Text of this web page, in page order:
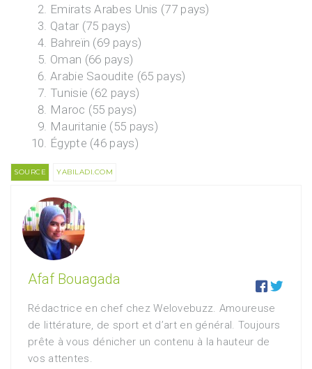
Emirats Arabes Unis (77 pays)
Qatar (75 pays)
Bahreïn (69 pays)
Oman (66 pays)
Arabie Saoudite (65 pays)
Tunisie (62 pays)
Maroc (55 pays)
Mauritanie (55 pays)
Égypte (46 pays)
SOURCE YABILADI.COM
Afaf Bouagada 

Rédactrice en chef chez Welovebuzz. Amoureuse
de littérature, de sport et d’art en général. Toujours
prête à vous dénicher un contenu à la hauteur de
vos attentes.